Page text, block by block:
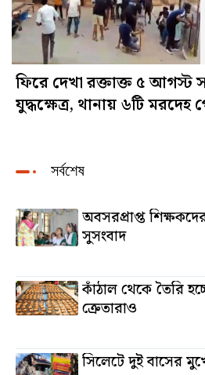
ফিরে দেখা রক্তাক্ত ৫ আগস্ট
যুদ্ধক্ষেত্র, থানায় ৬টি
সর্বশেষ
অবসরপ্রাপ্ত
সুসংবাদ
কাঁঠাল থেকে তৈরি
ক্রেতারাও
সিলেটে দুই বাসের